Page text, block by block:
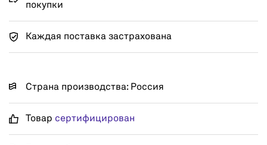
покупки
Каждая поставка застрахована
Страна производства: Россия
Товар сертифицирован